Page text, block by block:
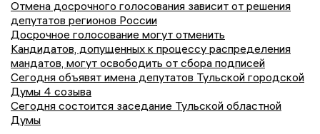
Отмена досрочного голосования зависит от решения
депутатов регионов России
Досрочное голосование могут отменить
Кандидатов, допущенных к процессу распределения
мандатов, могут освободить от сбора подписей
Сегодня объявят имена депутатов Тульской городской
Думы 4 созыва
Сегодня состоится заседание Тульской областной
Думы